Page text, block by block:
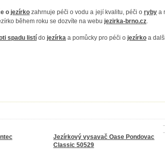
ojezírko zahrnuje péči o vodu a její kvalitu, péči o rybya
během roku se dozvíte na webu jezirka-brno.cz.
spadu listí do jezírka a pomůcky pro péči o jezírko a
Jezírkový vysavač Oase Pondovac
Classic 50529